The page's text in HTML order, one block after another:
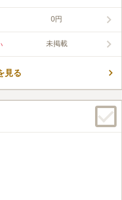
くお墓参りができるでしょう。
やお花を屈まずにお供えできま
る宗派の方でも申込みできま
まれているお寺なので、安心し
0円
未掲載
見る